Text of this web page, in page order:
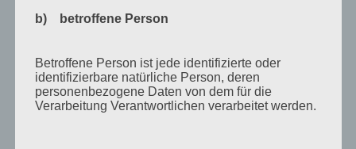
August 2011
Juni 2011
Mai 2011
April 2011
b) betroffene Person
Betroffene Person ist jede identifizierte oder
identifizierbare natürliche Person, deren
personenbezogene Daten von dem für die
Verarbeitung Verantwortlichen verarbeitet werden.